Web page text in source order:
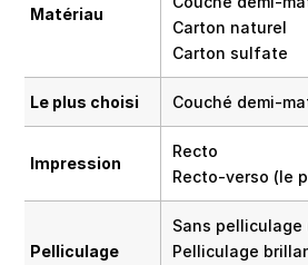
Matériau
Carton naturel
Carton sulfate
Le plus choisi Couché demi-
Impression
Recto
Recto-verso (le
Pelliculage
Sans pelliculage
Pelliculage